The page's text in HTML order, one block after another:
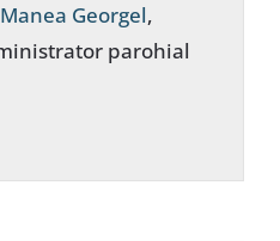
Georgel,
parohial